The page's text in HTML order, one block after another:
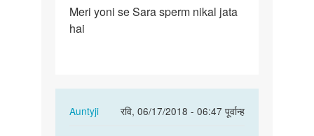
Meri
yoni
Meri yoni se Sara sperm nikal jata
hai
Auntyji
रवि, 06/17/2018 - 06:47 पूर्वान्ह
In